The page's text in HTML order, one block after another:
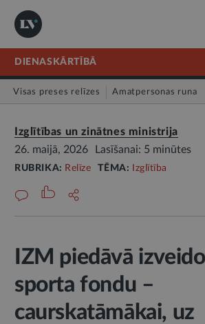
DIENASKĀRTĪBĀ
Visas preses relīzes Amatpersonas runa
Izglītības un zinātnes ministrija
26. maijā, 2026
Lasīšanai: 5 minūtes
RUBRIKA: Relīze TĒMA: Izglītība
IZM piedāvā
sporta fondu –
caurskatāmākai, uz